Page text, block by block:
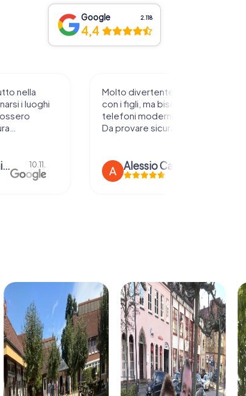
Google 2.118
4,4
nella
i luoghi
anna severgnini 10.11.
Molto divertente da sperimentare
con i figli, ma bisogna avere
telefoni moderni e rete stabile.
Da provare sicuramente !
Alessio Car